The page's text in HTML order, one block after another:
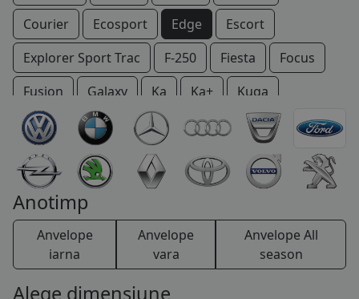
B2B - COLABORARE COMPANII
CONT
CONTACT
COS (
0 PRODUSE)
Courier
Ecosport Edge
Escort
Explorer Sport Trac
F-250 Fiesta
Focus
Fusion
Galaxy Ka Ka+
Kuga
Maverick
Mondeo Mustang
Probe
Puma
Ranger Sierra
S-Max
Thunderbird
Tourneo Transit Windstar
Anotimp
Anvelope
iarna
Anvelope
vara
Anvelope All
season
Alege dimensiune